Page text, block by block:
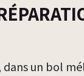
dans un bol